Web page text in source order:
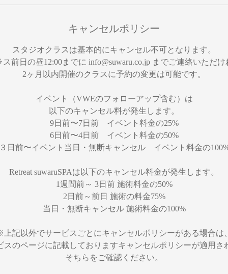
キャンセルポリシー
スタジオクラスは基本的にキャンセル不可となります。
ス前日の昼12:00までに info@suwaru.co.jp までご連絡いただけ
2ヶ月以内開催のクラスに予約の変更は可能です。
イベント（VWEのフォローアップ含む）は
以下のキャンセル料が発生します。
9日前〜7日前 イベント料金の25%
6日前〜4日前 イベント料金の50%
日前〜イベント当日・無断キャンセル イベント料金の
Retreat suwaruSPAは以下のキャンセル料金が発生します。
1週間前～ 3日前 施術料金の50%
2日前～前日 施術の料金75%
当日・無断キャンセル 施術料金の100%
記以外でサービスごとにキャンセルポリシーがある場合は、
スのページに記載しておりますキャンセルポリシーが適用さ
そちらをご確認ください。